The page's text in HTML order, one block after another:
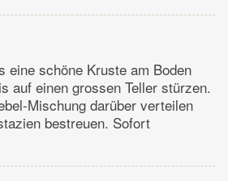
eine schöne Kruste am Boden
auf einen grossen Teller stürzen.
Mischung darüber verteilen
bestreuen. Sofort